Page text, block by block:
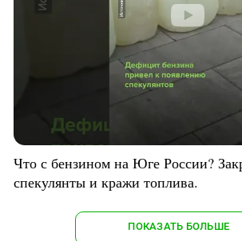
Что с бензином на Юге России?
спекулянты и кражи топлива.
ПОКАЗАТЬ БОЛЬШЕ